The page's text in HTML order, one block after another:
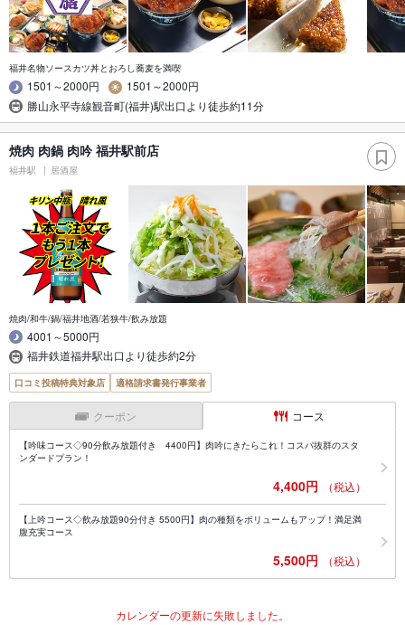
福井名物ソースカツ丼とおろし蕎麦を満喫
1501～2000円
1501～2000円
勝山永平寺線観音町(福井)駅出口より徒歩約11分
焼肉 肉鍋 肉吟 福井駅前店
福井駅 居酒屋
焼肉/和牛/鍋/福井地酒/若狭牛/飲み放題
4001～5000円
福井鉄道福井駅出口より徒歩約2分
口コミ投稿特典対象店 適格請求書発行事業者
クーポン コース
【吟味コース◇90分飲み放題付き 4400円】肉吟にきたらこれ！コスパ抜群のスタ
ンダードプラン！
4,400円 （税込）
【上吟コース◇飲み放題90分付き 5500円】肉の種類をボリュームもアップ！満足満
腹充実コース
5,500円 （税込）
カレンダーの更新に失敗しました。